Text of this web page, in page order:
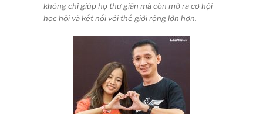
không chỉ giúp họ thư giãn mà còn mở ra cơ hội
học hỏi và kết nối với thế giới rộng lớn hơn.